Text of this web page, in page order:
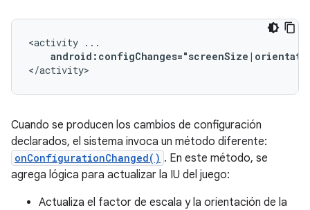
<activity
</activity>
Cuando se producen los cambios de configuración
declarados, el sistema invoca un método diferente:
onConfigurationChanged() . En este método, se
agrega lógica para actualizar la IU del juego:
Actualiza el factor de escala y la orientación de la